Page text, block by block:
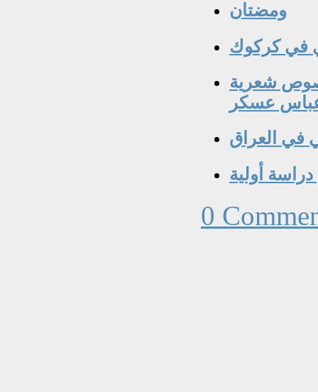
ومضتان
في كركوك
شعرية
عسكر
في العراق
أولية
0